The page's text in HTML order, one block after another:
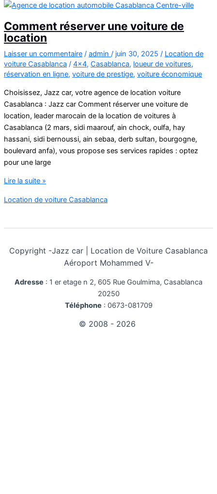
4×4
Comment réserver une voiture de
location
Laisser un commentaire / admin / juin 30, 2025 / Location de
voiture Casablanca / 4x4, Casablanca, loueur de voitures,
réservation en ligne, voiture de prestige, voiture économique
Choisissez, Jazz car, votre agence de location voiture
Casablanca : Jazz car Comment réserver une voiture de
location, leader marocain de la location de voitures à
Casablanca (2 mars, sidi maarouf, ain chock, oulfa, hay
hassani, sidi bernoussi, ain sebaa, derb sultan, bourgogne,
boulevard anfa), vous propose ses services rapides : optez
pour une large
Comment
une
de
Lire la suite »
Location de voiture Casablanca
Copyright -Jazz car | Location de Voiture Casablanca
Aéroport Mohammed V-
Adresse : 1 er etage n 2, 605 Rue Goulmima, Casablanca
20250
Téléphone : 0673-081709
© 2008 - 2026